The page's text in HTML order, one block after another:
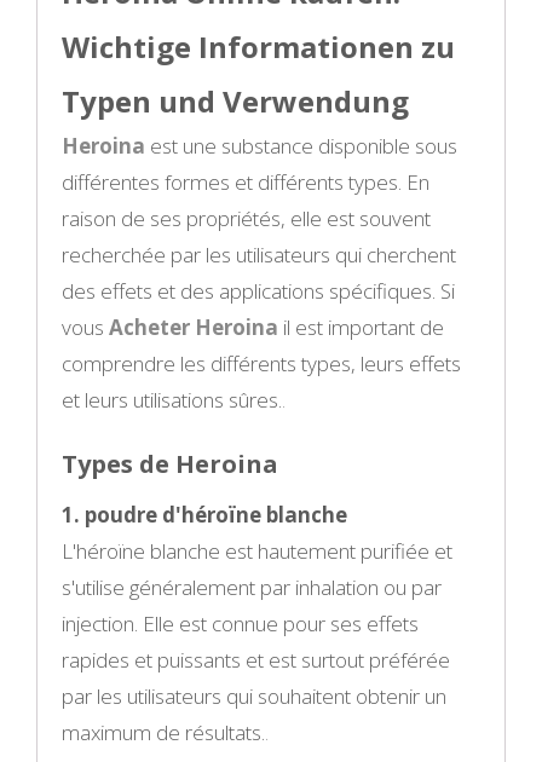
Wichtige Informationen zu
Typen und Verwendung
Heroina est une substance disponible sous
différentes formes et différents types. En
raison de ses propriétés, elle est souvent
recherchée par les utilisateurs qui cherchent
des effets et des applications spécifiques. Si
vous Acheter Heroina il est important de
comprendre les différents types, leurs effets
et leurs utilisations sûres..
Types de Heroina
1. poudre d'héroïne blanche
L'héroïne blanche est hautement purifiée et
s'utilise généralement par inhalation ou par
injection. Elle est connue pour ses effets
rapides et puissants et est surtout préférée
par les utilisateurs qui souhaitent obtenir un
maximum de résultats..